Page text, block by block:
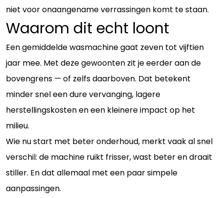
niet voor onaangename verrassingen komt te staan.
Waarom dit echt loont
Een gemiddelde wasmachine gaat zeven tot vijftien
jaar mee. Met deze gewoonten zit je eerder aan de
bovengrens — of zelfs daarboven. Dat betekent
minder snel een dure vervanging, lagere
herstellingskosten en een kleinere impact op het
milieu.
Wie nu start met beter onderhoud, merkt vaak al snel
verschil: de machine ruikt frisser, wast beter en draait
stiller. En dat allemaal met een paar simpele
aanpassingen.